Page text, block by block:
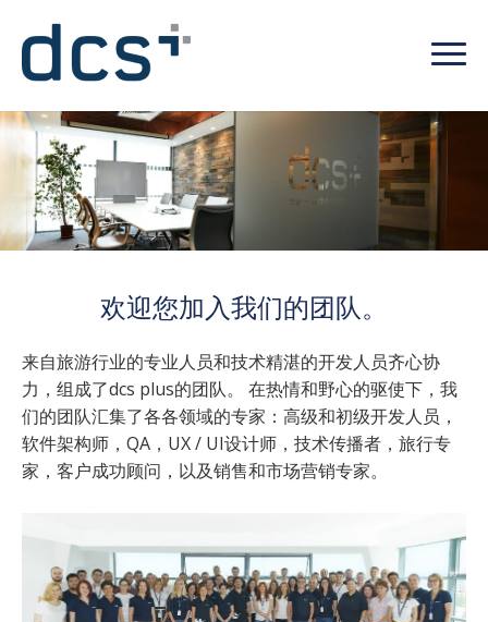
欢迎您加入我们的团队。
来自旅游行业的专业人员和技术精湛的开发人员齐心协
力，组成了dcs plus的团队。 在热情和野心的驱使下，我
们的团队汇集了各各领域的专家：高级和初级开发人员，
软件架构师，QA，UX / UI设计师，技术传播者，旅行专
家，客户成功顾问，以及销售和市场营销专家。